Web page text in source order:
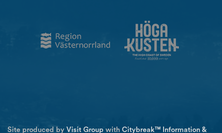
Site produced by Visit Group with Citybreak™ Information &